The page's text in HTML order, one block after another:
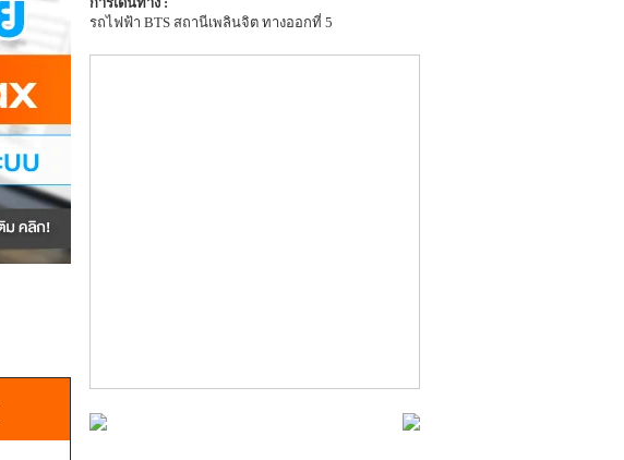
รถไฟฟ้า BTS สถานีเพลินจิต ทางออกที่ 5